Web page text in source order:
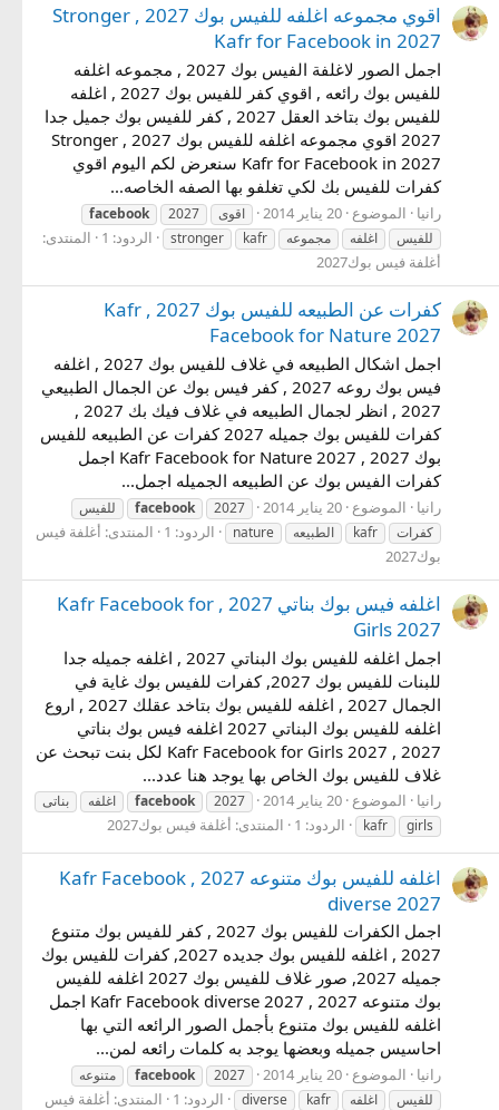
اقوي مجموعه اغلفه للفيس بوك 2027 , Stronger
Kafr for Facebook in 2027
اجمل الصور لاغلفة الفيس بوك 2027 , مجموعه اغلفه
للفيس بوك رائعه , اقوي كفر للفيس بوك 2027 , اغلفه
للفيس بوك بتاخد العقل 2027 , كفر للفيس بوك جميل جدا
2027 اقوي مجموعه اغلفه للفيس بوك 2027 , Stronger
Kafr for Facebook in 2027 سنعرض لكم اليوم اقوي
كفرات للفيس بك لكي تغلفو بها الصفه الخاصه...
رانيا الموضوع 20 يناير 2014 اقوى 2027
facebook
للفيس
اغلفه مجموعه kafr
stronger الردود: 1
المنتدى:
أغلفة فيس بوك2027
كفرات عن الطبيعه للفيس بوك 2027 , Kafr
Facebook for Nature 2027
اجمل اشكال الطبيعه في غلاف للفيس بوك 2027 , اغلفه
فيس بوك روعه 2027 , كفر فيس بوك عن الجمال الطبيعي
2027 , انظر لجمال الطبيعه في غلاف فيك بك 2027 ,
كفرات للفيس بوك جميله 2027 كفرات عن الطبيعه للفيس
بوك 2027 , Kafr Facebook for Nature 2027 اجمل
كفرات الفيس بوك عن الطبيعه الجميله اجمل...
رانيا الموضوع 20 يناير 2014 2027
facebook
للفيس
كفرات
kafr الطبيعه nature الردود: 1 المنتدى: أغلفة فيس
بوك2027
اغلفه فيس بوك بناتي 2027 , Kafr Facebook for
Girls 2027
اجمل اغلفه للفيس بوك البناتي 2027 , اغلفه جميله جدا
للبنات للفيس بوك 2027, كفرات للفيس بوك غاية في
الجمال 2027 , اغلفه للفيس بوك بتاخد عقلك 2027 , اروع
اغلفه للفيس بوك البناتي 2027 اغلفه فيس بوك بناتي
2027 , Kafr Facebook for Girls 2027 لكل بنت تبحث عن
غلاف للفيس بوك الخاص بها يوجد هنا عدد...
رانيا الموضوع 20 يناير 2014 2027
facebook اغلفه
بناتى
girls
kafr الردود: 1 المنتدى: أغلفة فيس بوك2027
اغلفه للفيس بوك متنوعه 2027 , Kafr Facebook
diverse 2027
اجمل الكفرات للفيس بوك 2027 , كفر للفيس بوك متنوع
2027 , اغلفه للفيس بوك جديده 2027, كفرات للفيس بوك
جميله 2027, صور غلاف للفيس بوك 2027 اغلفه للفيس
بوك متنوعه 2027 , Kafr Facebook diverse 2027 اجمل
اغلفه للفيس بوك متنوع بأجمل الصور الرائعه التي بها
احاسيس جميله وبعضها يوجد به كلمات رائعه لمن...
رانيا الموضوع 20 يناير 2014 2027
facebook
متنوعه
للفيس
اغلفه kafr
diverse الردود: 1 المنتدى: أغلفة فيس